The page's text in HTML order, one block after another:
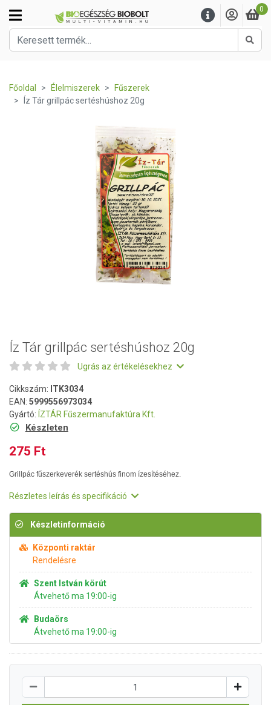
0
Főoldal Élelmiszerek
Fűszerek
Íz Tár grillpác sertéshúshoz 20g
Íz Tár grillpác sertéshúshoz 20g
Ugrás az értékelésekhez
Cikkszám: ITK3034
EAN: 5999556973034
Gyártó: ÍZTÁR Fűszermanufaktúra Kft.
Készleten
275 Ft
Grillpác fűszerkeverék sertéshús finom ízesítéséhez.
Részletes leírás és specifikáció
Készletinformáció
Központi raktár
Rendelésre
Szent István körút
Átvehető ma 19:00-ig
Budaörs
Átvehető ma 19:00-ig